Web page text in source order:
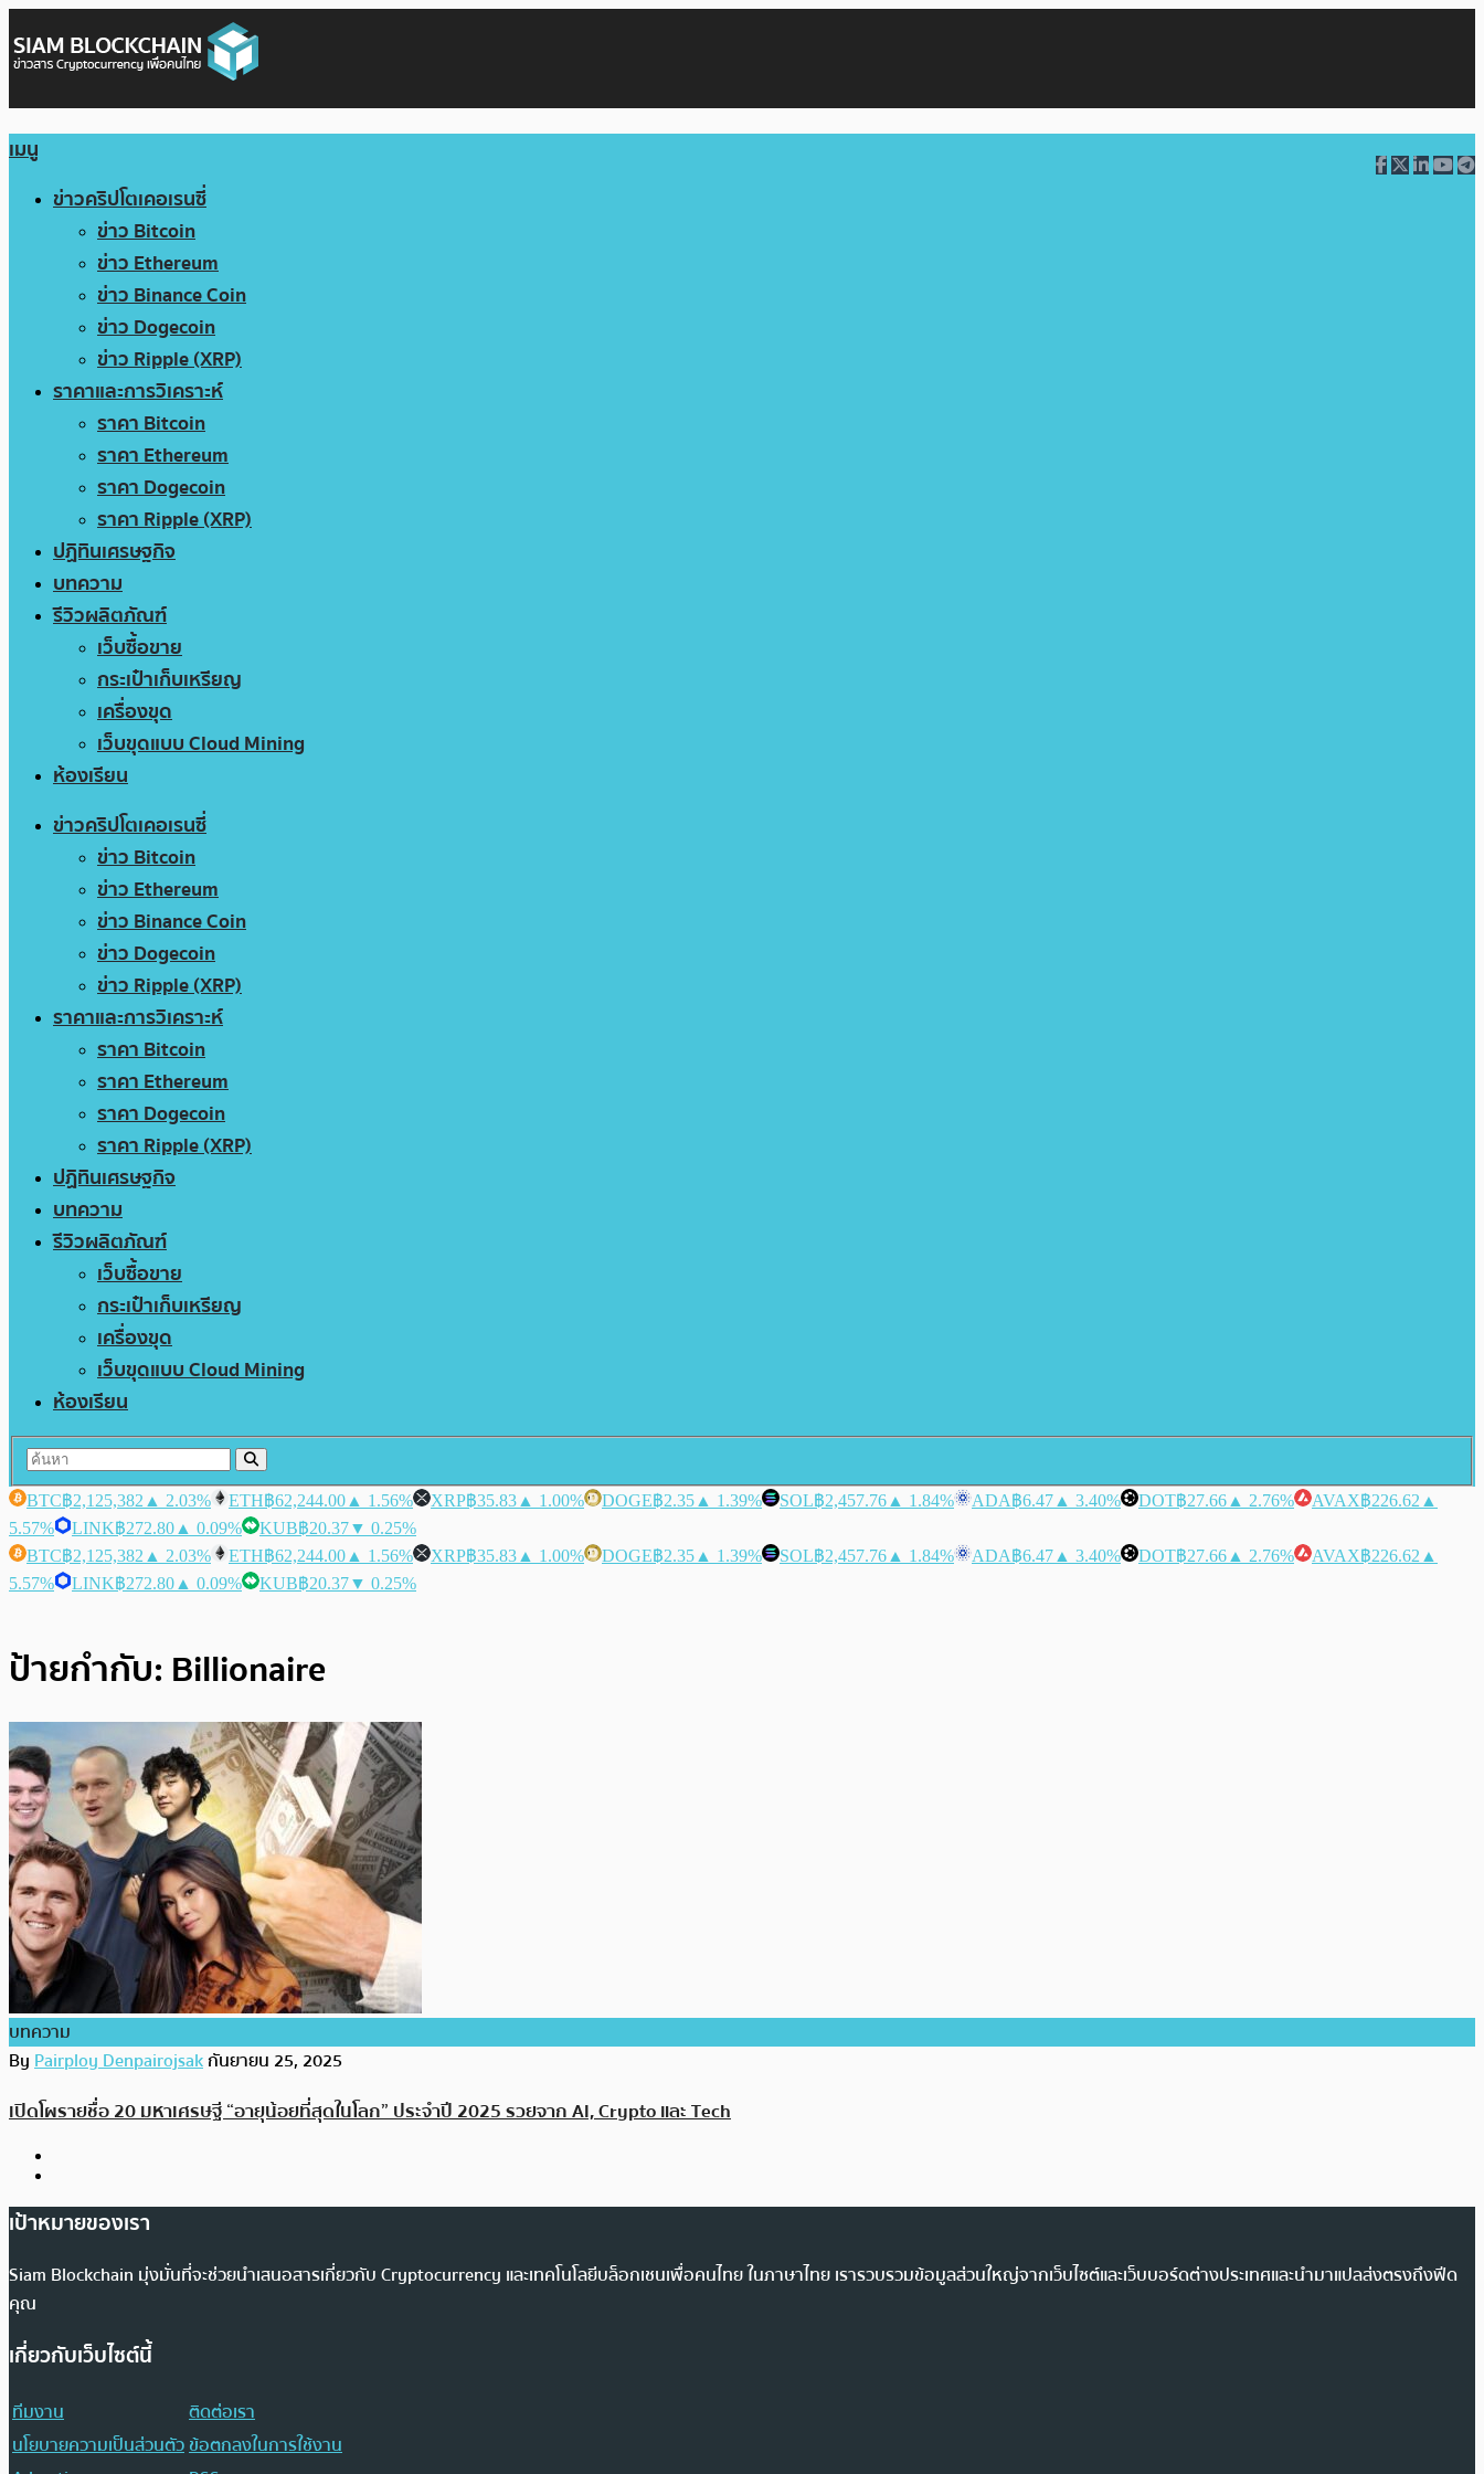
เมนู
ข่าวคริปโตเคอเรนซี่
ข่าว Bitcoin
ข่าว Ethereum
ข่าว Binance Coin
ข่าว Dogecoin
ข่าว Ripple (XRP)
ราคาและการวิเคราะห์
ราคา Bitcoin
ราคา Ethereum
ราคา Dogecoin
ราคา Ripple (XRP)
ปฏิทินเศรษฐกิจ
บทความ
รีวิวผลิตภัณฑ์
เว็บซื้อขาย
กระเป๋าเก็บเหรียญ
เครื่องขุด
เว็บขุดแบบ Cloud Mining
ห้องเรียน
ข่าวคริปโตเคอเรนซี่
ข่าว Bitcoin
ข่าว Ethereum
ข่าว Binance Coin
ข่าว Dogecoin
ข่าว Ripple (XRP)
ราคาและการวิเคราะห์
ราคา Bitcoin
ราคา Ethereum
ราคา Dogecoin
ราคา Ripple (XRP)
ปฏิทินเศรษฐกิจ
บทความ
รีวิวผลิตภัณฑ์
เว็บซื้อขาย
กระเป๋าเก็บเหรียญ
เครื่องขุด
เว็บขุดแบบ Cloud Mining
ห้องเรียน
BTC฿2,125,382 ▲ 2.03% ETH฿62,244.00 ▲ 1.56% XRP฿35.83 ▲ 1.00% DOGE฿2.35 ▲ 1.39% SOL฿2,457.76 ▲ 1.84% ADA฿6.47 ▲ 3.40% DOT฿27.66 ▲ 2.76% AVAX฿226.62 ▲
5.57%
LINK฿272.80 ▲ 0.09% KUB฿20.37▼ 0.25%
BTC฿2,125,382 ▲ 2.03% ETH฿62,244.00 ▲ 1.56% XRP฿35.83 ▲ 1.00% DOGE฿2.35 ▲ 1.39% SOL฿2,457.76 ▲ 1.84% ADA฿6.47 ▲ 3.40% DOT฿27.66 ▲ 2.76% AVAX฿226.62 ▲
5.57%
LINK฿272.80 ▲ 0.09% KUB฿20.37▼ 0.25%
ป้ายกำกับ: Billionaire
บทความ
ByPairploy Denpairojsakกันยายน 25, 2025
เปิดโผรายชื่อ 20 มหาเศรษฐี “อายุน้อยที่สุดในโลก” ประจำปี 2025 รวยจาก AI, Crypto และ Tech
เป้าหมายของเรา
Siam Blockchain มุ่งมั่นที่จะช่วยนำเสนอสารเกี่ยวกับ Cryptocurrency และเทคโนโลยีบล็อกเชนเพื่อคนไทย ในภาษาไทย เรารวบรวมข้อมูลส่วนใหญ่จากเว็บไซต์และเว็บบอร์ดต่างประเทศและนำมาแปลส่งตรงถึงฟีด
คุณ
เกี่ยวกับเว็บไซต์นี้
ทีมงาน
ติดต่อเรา
นโยบายความเป็นส่วนตัวข้อตกลงในการใช้งาน